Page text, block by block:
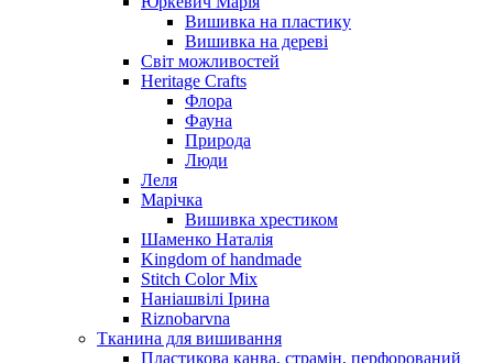
Вишивка на пластику
Вишивка на дереві
Світ можливостей
Heritage Crafts
Флора
Фауна
Природа
Люди
Леля
Марічка
Вишивка хрестиком
Шаменко Наталія
Kingdom of handmade
Stitch Color Mix
Наніашвілі Ірина
Riznobarvna
Тканина для вишивання
Пластикова канва, страмін, перфорований